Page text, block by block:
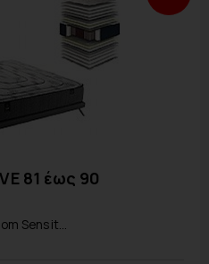
81 έως 90
Sensit...